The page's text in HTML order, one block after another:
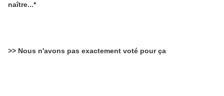
naître...*
>> Nous n'avons pas exactement voté pour ça